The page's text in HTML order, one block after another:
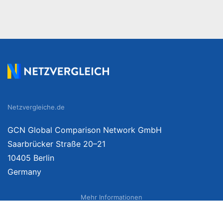
Netzvergleiche.de
GCN Global Comparison Network GmbH
Saarbrücker Straße 20–21
10405 Berlin
Germany
Mehr Informationen